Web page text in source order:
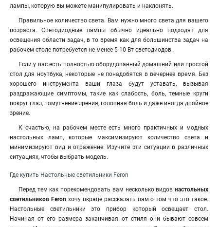
лампы, которую вы можете манипулировать и наклонять.
Правильное количество света. Вам нужно много света для вашего
возраста. Светодиодные лампы обычно идеально подходят для
освещения области задач, в то время как для большинства задач на
рабочем столе потребуется не менее 5-10 Вт светодиодов.
Если у вас есть полностью оборудованный домашний или простой
стол для ноутбука, некоторые не понадобятся в вечернее время. Без
хорошего инструмента ваши глаза будут уставать, вызывая
раздражающие симптомы,такие как слабость, боль, темные круги
вокруг глаз, помутнение зрения, головная боль и даже иногда двойное
зрение.
К счастью, на рабочем месте есть много практичных и модных
настольных ламп, которые максимизируют количество света и
минимизируют вид и отражение. Изучите эти ситуации в различных
ситуациях, чтобы выбрать модель.
Где купить Настольные светильники Feron
Перед тем как порекомендовать вам несколько видов настольных
светильников Feron хочу вкраце рассказать вам о том что это такое.
Настольные светильники это прибор который освещает стол.
Начиная от его размера заканчивая от стиля они бывают совсем